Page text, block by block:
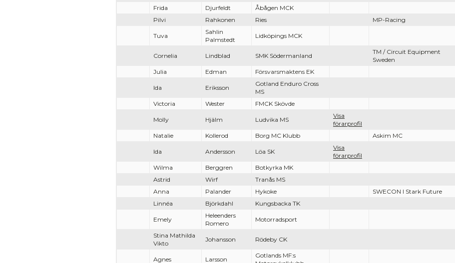
Frida Djurfeldt Åbågen MCK
Pilvi
Rahkonen Ries MP-Racing
Tuva
Sahlin
Palmstedt
Lidköpings MCK
Cornelia Lindblad SMK Södermanland
TM / Circuit Equipment
Sweden
Julia Edman Försvarsmaktens EK
Ida Eriksson
Gotland Enduro Cross
MS
Victoria Wester FMCK Skövde
Molly Hjälm Ludvika MS
Visa
förarprofil
Natalie Kollerod Borg MC Klubb Askim MC
Ida Andersson Löa SK
Visa
förarprofil
Wilma Berggren Botkyrka MK
Astrid
Wirf Tranås MS
Anna
Palander Hykoke SWECON I Stark Future
Linnéa
Björkdahl Kungsbacka TK
Emely
Heleenders
Romero
Motorradsport
Stina Mathilda
Vikto
Johansson Rödeby CK
Agnes Larsson
Gotlands MF:s